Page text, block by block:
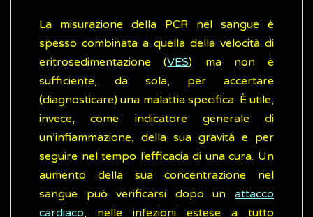
La misurazione della PCR nel sangue è
spesso combinata a quella della velocità di
eritrosedimentazione (VES) ma non è
sufficiente, da sola, per accertare
(diagnosticare) una malattia specifica. È utile,
invece, come indicatore generale di
un’infiammazione, della sua gravità e per
seguire nel tempo l’efficacia di una cura. Un
aumento della sua concentrazione nel
sangue può verificarsi dopo un attacco
cardiaco, nelle infezioni estese a tutto